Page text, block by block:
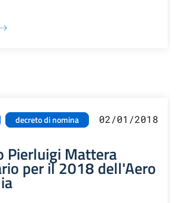
decreto di nomina 02/01/2018
Pierluigi Mattera
per il 2018 dell'Aero